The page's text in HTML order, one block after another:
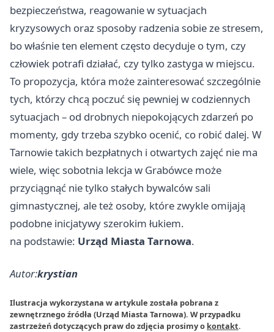
bezpieczeństwa, reagowanie w sytuacjach
kryzysowych oraz sposoby radzenia sobie ze stresem,
bo właśnie ten element często decyduje o tym, czy
człowiek potrafi działać, czy tylko zastyga w miejscu.
To propozycja, która może zainteresować szczególnie
tych, którzy chcą poczuć się pewniej w codziennych
sytuacjach – od drobnych niepokojących zdarzeń po
momenty, gdy trzeba szybko ocenić, co robić dalej. W
Tarnowie takich bezpłatnych i otwartych zajęć nie ma
wiele, więc sobotnia lekcja w Grabówce może
przyciągnąć nie tylko stałych bywalców sali
gimnastycznej, ale też osoby, które zwykle omijają
podobne inicjatywy szerokim łukiem.
na podstawie: Urząd Miasta Tarnowa.
Autor:krystian
Ilustracja wykorzystana w artykule została pobrana z
zewnętrznego źródła (Urząd Miasta Tarnowa). W przypadku
zastrzeżeń dotyczących praw do zdjęcia prosimy o kontakt.